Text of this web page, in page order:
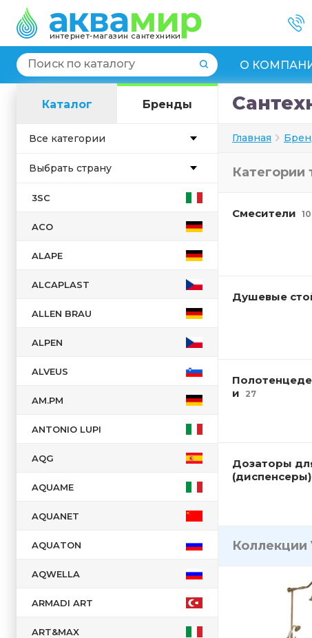
интернет-магазин сантехники
О
Каталог Бренды
Все категории
Выбрать страну
Англия
Испания
Латвия
Польша
Сербия
Турция
Финляндия
Чехия
Швейцария
3SC
ACO
ALAPE
ALCAPLAST
ALLEN BRAU
ALPEN
ALVEUS
AM.PM
ANTONIO LUPI
AQG
AQUAME
AQUANET
AQUATON
AQWELLA
ARMADI ART
ART&MAX
Главная
Категории
Смесители 10
Душевые
и
27
Дозаторы
(диспенсеры)
Коллекции